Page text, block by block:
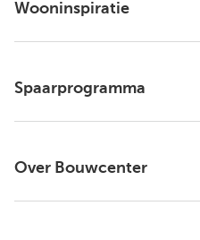
Wooninspiratie
Spaarprogramma
Over Bouwcenter